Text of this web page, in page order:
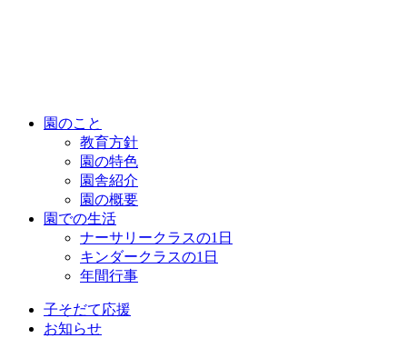
園のこと
教育方針
園の特色
園舎紹介
園の概要
園での生活
ナーサリークラスの1日
キンダークラスの1日
年間行事
子そだて応援
お知らせ